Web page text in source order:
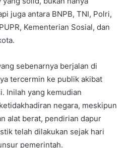
juga antara BNPB, TNI, Polri,
Kementerian Sosial, dan
sebenarnya berjalan di
tercermin ke publik akibat
Inilah yang kemudian
negara, meskipun
alat berat, pendirian dapur
telah dilakukan sejak hari
pemerintah.